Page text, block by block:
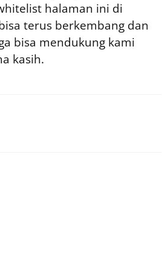
halaman ini di
terus berkembang dan
bisa mendukung kami
kasih.